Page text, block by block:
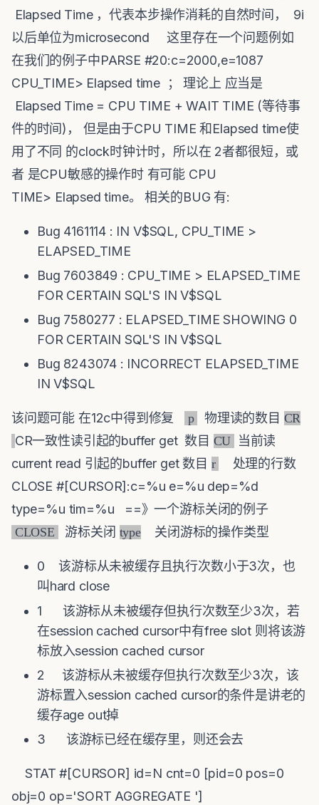
Elapsed Time ，代表本步操作消耗的自然时间， 9i
以后单位为microsecond 这里存在一个问题例如
在我们的例子中PARSE #20:c=2000,e=1087
CPU_TIME> Elapsed time ； 理论上 应当是
Elapsed Time = CPU TIME + WAIT TIME (等待事
件的时间)， 但是由于CPU TIME 和Elapsed time使
用了不同 的clock时钟计时，所以在 2者都很短，或
者 是CPU敏感的操作时 有可能 CPU
TIME> Elapsed time。 相关的BUG 有:
Bug 4161114 : IN V$SQL, CPU_TIME >
ELAPSED_TIME
Bug 7603849 : CPU_TIME > ELAPSED_TIME
FOR CERTAIN SQL'S IN V$SQL
Bug 7580277 : ELAPSED_TIME SHOWING 0
FOR CERTAIN SQL'S IN V$SQL
Bug 8243074 : INCORRECT ELAPSED_TIME
IN V$SQL
该问题可能 在12c中得到修复 p 物理读的数目 CR
CR一致性读引起的buffer get 数目 CU 当前读
current read 引起的buffer get 数目 r
处理的行数
CLOSE #[CURSOR]:c=%u e=%u dep=%d
type=%u tim=%u ==》一个游标关闭的例子
CLOSE 游标关闭 type关闭游标的操作类型
0 该游标从未被缓存且执行次数小于3次，也
叫hard close
1 该游标从未被缓存但执行次数至少3次，若
在session cached cursor中有free slot 则将该游
标放入session cached cursor
2 该游标从未被缓存但执行次数至少3次，该
游标置入session cached cursor的条件是讲老的
缓存age out掉
3 该游标已经在缓存里，则还会去
STAT #[CURSOR] id=N cnt=0 [pid=0 pos=0
obj=0 op='SORT AGGREGATE ']